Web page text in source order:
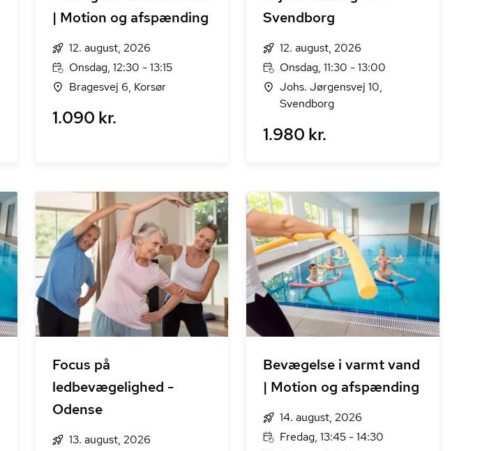
| Motion og afspænding
12. august, 2026
Onsdag, 12:30 - 13:15
Bragesvej 6, Korsør
1.090 kr.
Svendborg
12. august, 2026
Onsdag, 11:30 - 13:00
Johs. Jørgensvej 10,
Svendborg
1.980 kr.
Focus på
ledbevægelighed -
Odense
13. august, 2026
Bevægelse i varmt vand
| Motion og afspænding
14. august, 2026
Fredag, 13:45 - 14:30